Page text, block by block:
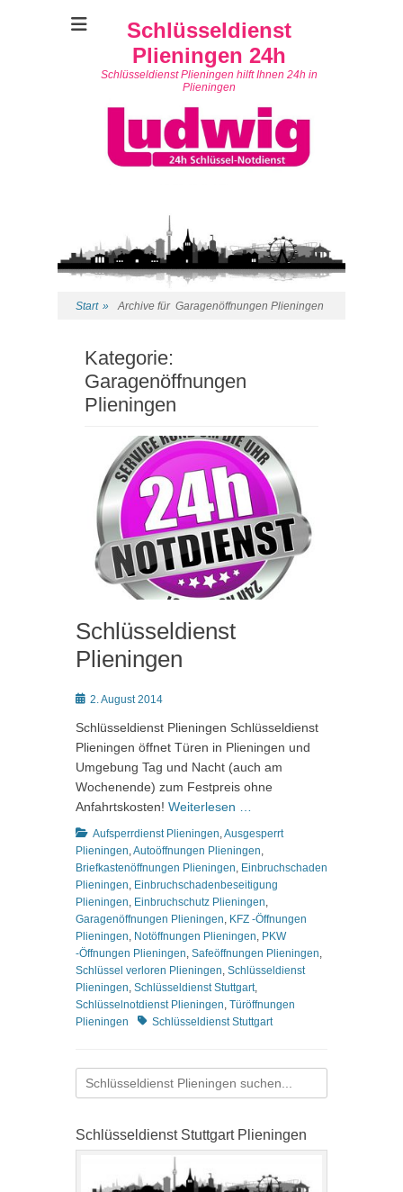
Schlüsseldienst
Plieningen 24h
Schlüsseldienst Plieningen hilft Ihnen 24h in
Plieningen
Start » Archive für Garagenöffnungen Plieningen
Kategorie:
Garagenöffnungen
Plieningen
Schlüsseldienst
Plieningen
Posted
2. August 2014
Schlüsseldienst Plieningen Schlüsseldienst
Plieningen öffnet Türen in Plieningen und
Umgebung Tag und Nacht (auch am
Wochenende) zum Festpreis ohne
Anfahrtskosten! Weiterlesen …
Kategorien
Aufsperrdienst Plieningen,Ausgesperrt
Plieningen,Autoöffnungen Plieningen,
Briefkastenöffnungen Plieningen, Einbruchschaden
Plieningen, Einbruchschadenbeseitigung
Plieningen, Einbruchschutz Plieningen,
Garagenöffnungen Plieningen, KFZ -Öffnungen
Plieningen, Notöffnungen Plieningen, PKW
-Öffnungen Plieningen, Safeöffnungen Plieningen,
Schlüssel verloren Plieningen, Schlüsseldienst
Plieningen, Schlüsseldienst Stuttgart,
Schlüsselnotdienst Plieningen, Türöffnungen
Plieningen
Schlagworte
Schlüsseldienst Stuttgart
Suchen
nach:
Schlüsseldienst Stuttgart Plieningen